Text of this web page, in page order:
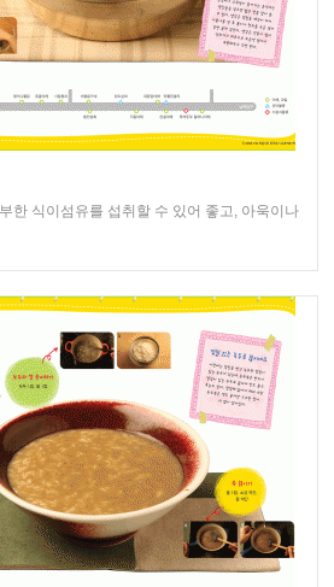
한 식이섬유를 섭취할 수 있어 좋고, 아욱이나